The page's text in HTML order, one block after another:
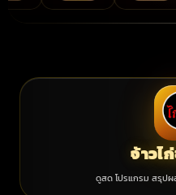
จ้าวไ
ดูสด โปรแกรม สรุปผ